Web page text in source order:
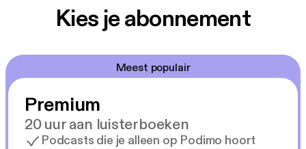
Kies je abonnement
Meest populair
Premium
20 uur aan luisterboeken
Podcasts die je alleen op Podimo hoort